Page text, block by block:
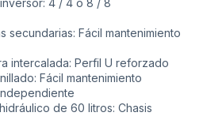
4 / 4 o 8 / 8
secundarias: Fácil mantenimiento
intercalada: Perfil U reforzado
Fácil mantenimiento
de 60 litros: Chasis